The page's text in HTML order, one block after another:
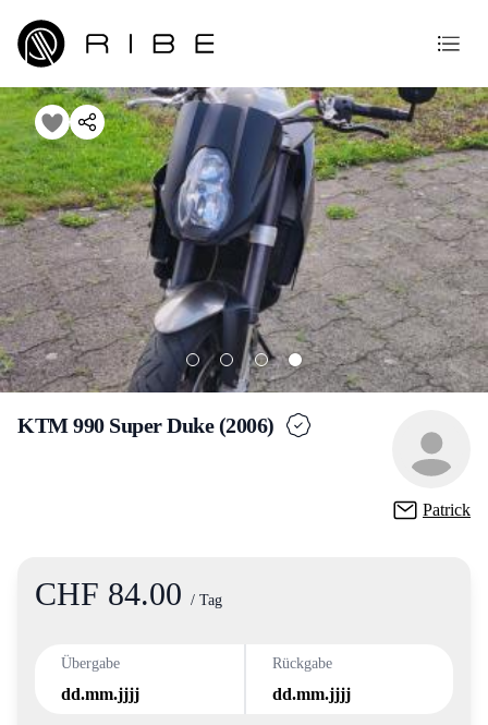
KTM 990 Super Duke (2006)
Patrick
Product information
CHF 84.00 / Tag
Übergabe
dd.mm.jjjj
Rückgabe
dd.mm.jjjj